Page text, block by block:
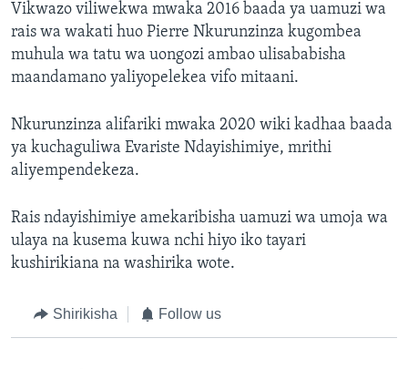
Vikwazo viliwekwa mwaka 2016 baada ya uamuzi wa
rais wa wakati huo Pierre Nkurunzinza kugombea
muhula wa tatu wa uongozi ambao ulisababisha
maandamano yaliyopelekea vifo mitaani.
Nkurunzinza alifariki mwaka 2020 wiki kadhaa baada
ya kuchaguliwa Evariste Ndayishimiye, mrithi
aliyempendekeza.
Rais ndayishimiye amekaribisha uamuzi wa umoja wa
ulaya na kusema kuwa nchi hiyo iko tayari
kushirikiana na washirika wote.
Shirikisha Follow us